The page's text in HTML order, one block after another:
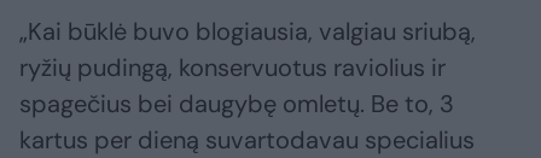
„Kai būklė buvo blogiausia, valgiau sriubą,
ryžių pudingą, konservuotus raviolius ir
spagečius bei daugybę omletų. Be to, 3
kartus per dieną suvartodavau specialius